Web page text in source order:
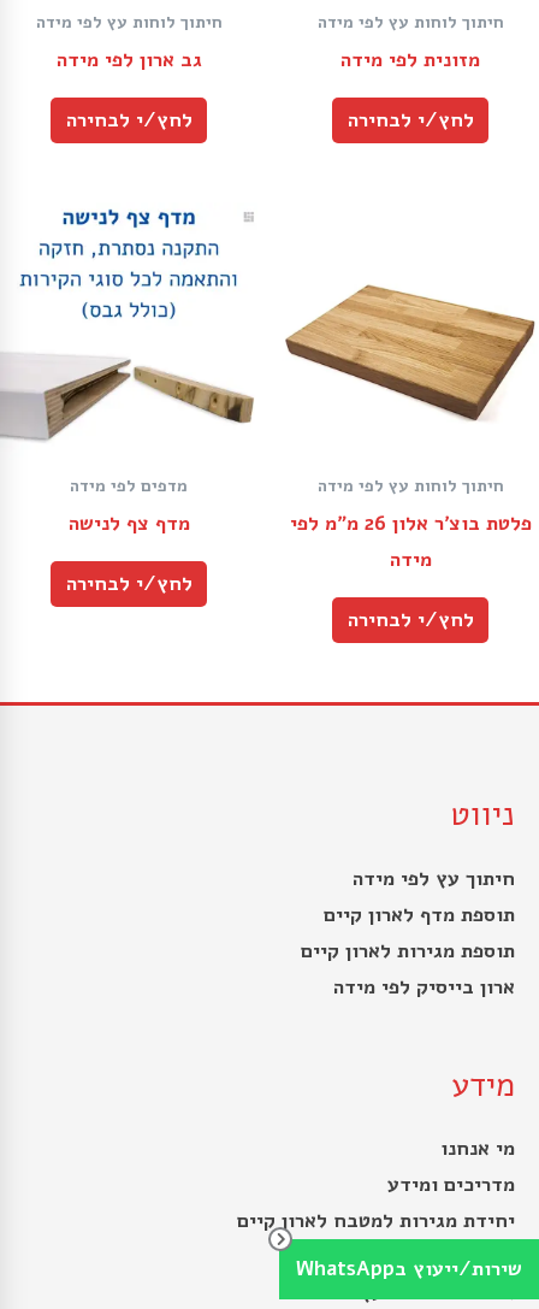
חיתוך לוחות עץ לפי מידה
מזונית לפי מידה
לחץ/י לבחירה
חיתוך לוחות עץ לפי מידה
גב ארון לפי מידה
לחץ/י לבחירה
חיתוך לוחות עץ לפי מידה
פלטת בוצ׳ר אלון 26 מ״מ לפי
מידה
לחץ/י לבחירה
מדפים לפי מידה
מדף צף לנישה
לחץ/י לבחירה
ניווט
חיתוך עץ לפי מידה
תוספת מדף לארון קיים
תוספת מגירות לארון קיים
ארון בייסיק לפי מידה
מידע
מי אנחנו
מדריכים ומידע
יחידת מגירות למטבח לארון קיים
לוחות סנדוויץ’
ארונות שירות מעץ
שירות/ייעוץ בWhatsApp